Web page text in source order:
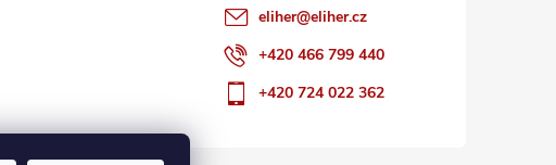
eliher@eliher.cz
+420 466 799 440
+420 724 022 362